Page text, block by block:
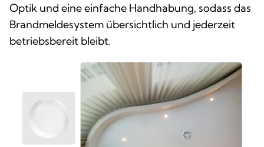
Optik und eine einfache Handhabung, sodass das
Brandmeldesystem übersichtlich und jederzeit
betriebsbereit bleibt.